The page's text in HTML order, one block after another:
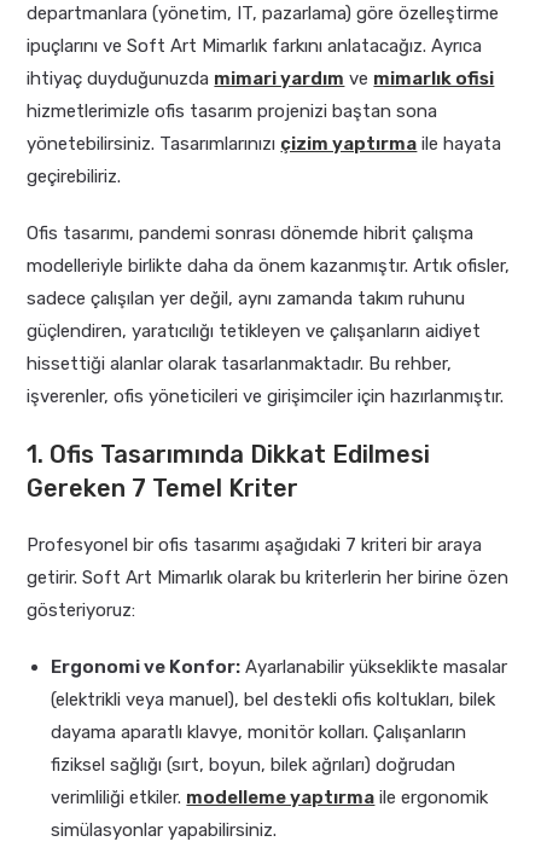
departmanlara (yönetim, IT, pazarlama) göre özelleştirme
ipuçlarını ve Soft Art Mimarlık farkını anlatacağız. Ayrıca
ihtiyaç duyduğunuzda mimari yardım ve mimarlık ofisi
hizmetlerimizle ofis tasarım projenizi baştan sona
yönetebilirsiniz. Tasarımlarınızı çizim yaptırma ile hayata
geçirebiliriz.
Ofis tasarımı, pandemi sonrası dönemde hibrit çalışma
modelleriyle birlikte daha da önem kazanmıştır. Artık ofisler,
sadece çalışılan yer değil, aynı zamanda takım ruhunu
güçlendiren, yaratıcılığı tetikleyen ve çalışanların aidiyet
hissettiği alanlar olarak tasarlanmaktadır. Bu rehber,
işverenler, ofis yöneticileri ve girişimciler için hazırlanmıştır.
1. Ofis Tasarımında Dikkat Edilmesi
Gereken 7 Temel Kriter
Profesyonel bir ofis tasarımı aşağıdaki 7 kriteri bir araya
getirir. Soft Art Mimarlık olarak bu kriterlerin her birine özen
gösteriyoruz:
Ergonomi ve Konfor: Ayarlanabilir yükseklikte masalar
(elektrikli veya manuel), bel destekli ofis koltukları, bilek
dayama aparatlı klavye, monitör kolları. Çalışanların
fiziksel sağlığı (sırt, boyun, bilek ağrıları) doğrudan
verimliliği etkiler. modelleme yaptırma ile ergonomik
simülasyonlar yapabilirsiniz.